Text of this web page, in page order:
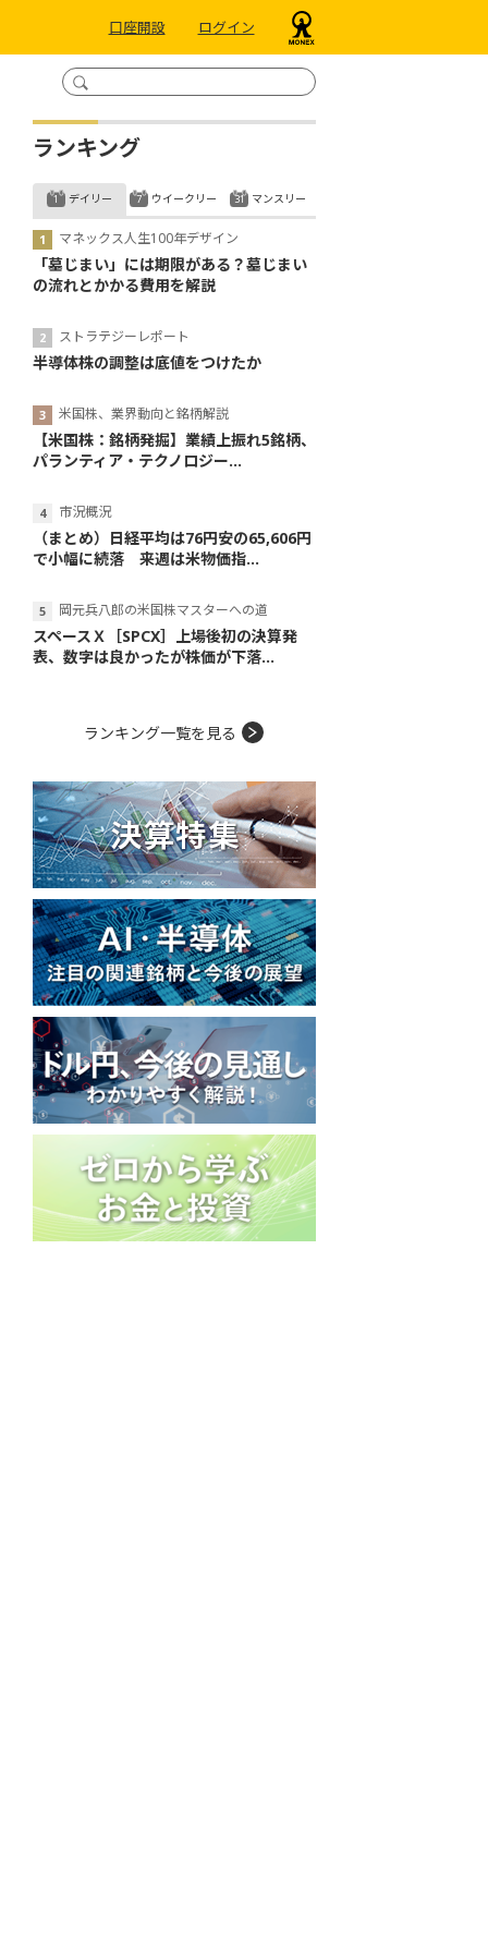
口座開設 ログイン
ランキング
デイリー
マネックス人生100年デザイン
「墓じまい」には期限がある？墓じまい
の流れとかかる費用を解説
ストラテジーレポート
半導体株の調整は底値をつけたか
米国株、業界動向と銘柄解説
【米国株：銘柄発掘】業績上振れ5銘柄、
パランティア・テクノロジー...
市況概況
（まとめ）日経平均は76円安の65,606円
で小幅に続落 来週は米物価指...
岡元兵八郎の米国株マスターへの道
スペースＸ［SPCX］上場後初の決算発
表、数字は良かったが株価が下落...
ウイークリー マンスリー
ランキング一覧を見る